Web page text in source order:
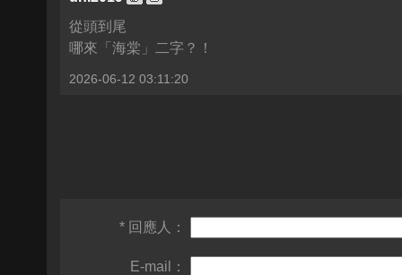
從頭到尾
哪來「海棠」二字？！
2026-06-12 03:11:20
* 回應人：
E-mail：